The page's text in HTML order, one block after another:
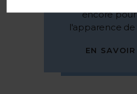
encore
l'apparence de
EN